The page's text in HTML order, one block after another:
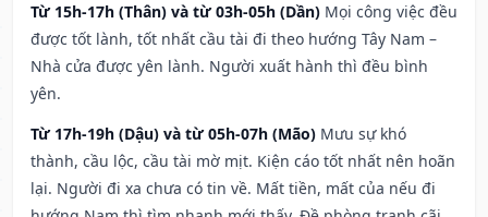
Từ 15h-17h (Thân) và từ 03h-05h (Dần) Mọi công việc đều
được tốt lành, tốt nhất cầu tài đi theo hướng Tây Nam –
Nhà cửa được yên lành. Người xuất hành thì đều bình
yên.
Từ 17h-19h (Dậu) và từ 05h-07h (Mão) Mưu sự khó
thành, cầu lộc, cầu tài mờ mịt. Kiện cáo tốt nhất nên hoãn
lại. Người đi xa chưa có tin về. Mất tiền, mất của nếu đi